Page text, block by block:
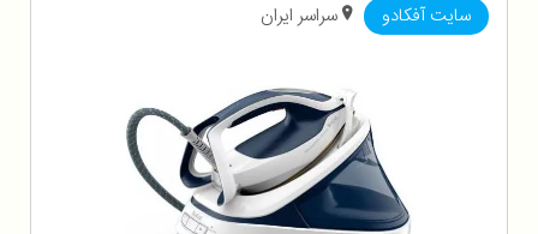
سایت آفکادو سراسر ایران